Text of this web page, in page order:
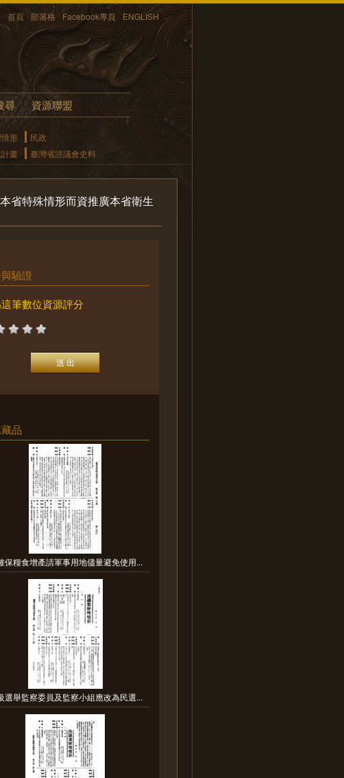
首頁 部落格 Facebook專頁 ENGLISH
尋 資源聯盟
形
民政
畫 臺灣省諮議會史料
省特殊情形而資推廣本省衛生
驗證
筆數位資源評分
品
保糧食增產請軍事用地儘量避免使用...
選舉監察委員及監察小組應改為民選...